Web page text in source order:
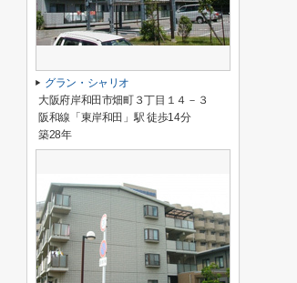
グラン・シャリオ
大阪府岸和田市畑町３丁目１４－３
阪和線「東岸和田」駅 徒歩14分
築28年